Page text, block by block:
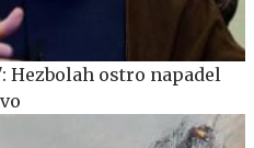
Hezbolah ostro napadel